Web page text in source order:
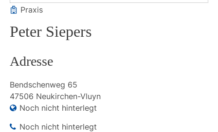
Praxis
Peter Siepers
Adresse
Bendschenweg 65
47506 Neukirchen-Vluyn
Noch nicht hinterlegt
Noch nicht hinterlegt